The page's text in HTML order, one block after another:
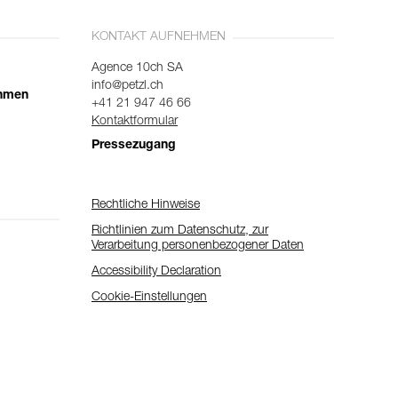
KONTAKT AUFNEHMEN
Agence 10ch SA
info@petzl.ch
+41 21 947 46 66
Kontaktformular
Pressezugang
Rechtliche Hinweise
Richtlinien zum Datenschutz, zur
Verarbeitung personenbezogener Daten
Accessibility Declaration
Cookie-Einstellungen